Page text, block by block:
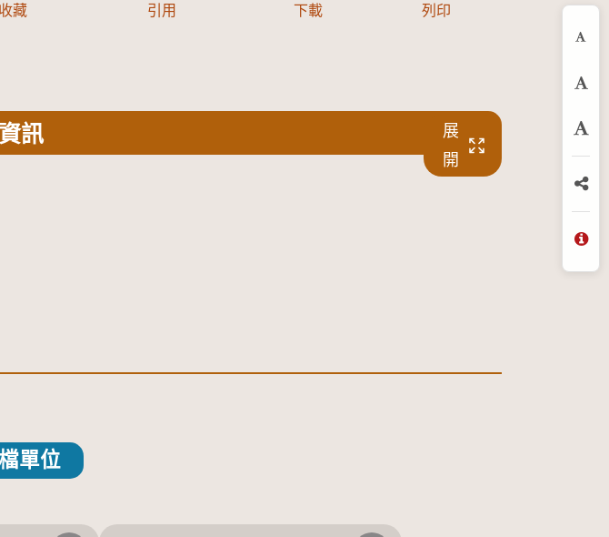
收藏 引用 下載 列印
訊
展
開
單位
放
分